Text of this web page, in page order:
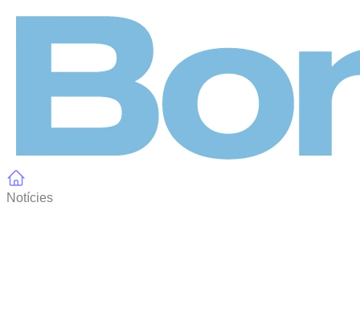
Notícies